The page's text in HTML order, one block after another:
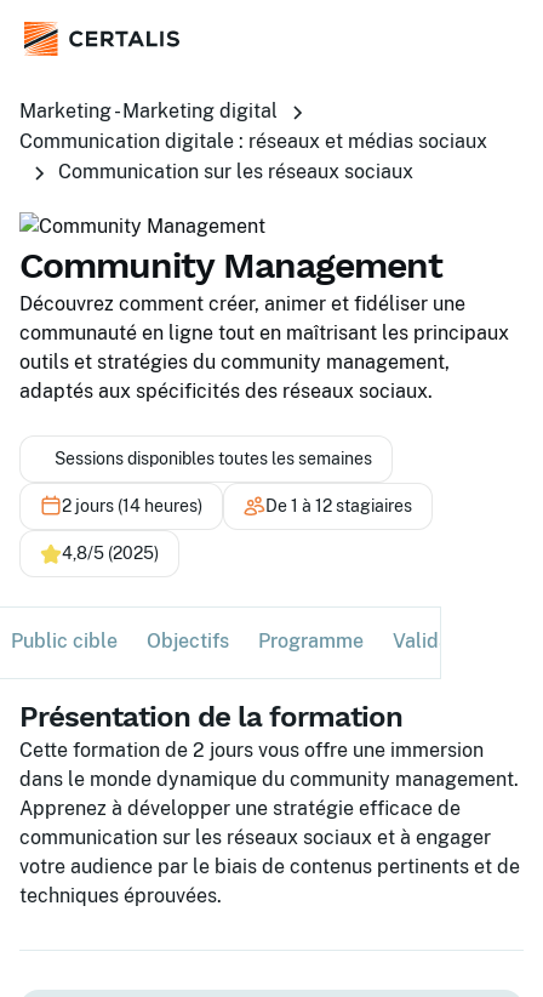
Marketing - Marketing digital
Communication digitale : réseaux et médias sociaux
Communication sur les réseaux sociaux
Community Management
Découvrez comment créer, animer et fidéliser une
communauté en ligne tout en maîtrisant les principaux
outils et stratégies du community management,
adaptés aux spécificités des réseaux sociaux.
Sessions disponibles toutes les semaines
2 jours (14 heures) De 1 à 12 stagiaires
4,8/5 (2025)
Public cible Objectifs Programme Validation
Présentation de la formation
Cette formation de 2 jours vous offre une immersion
dans le monde dynamique du community management.
Apprenez à développer une stratégie efficace de
communication sur les réseaux sociaux et à engager
votre audience par le biais de contenus pertinents et de
techniques éprouvées.